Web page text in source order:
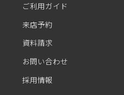
ご利用ガイド
来店予約
資料請求
お問い合わせ
採用情報